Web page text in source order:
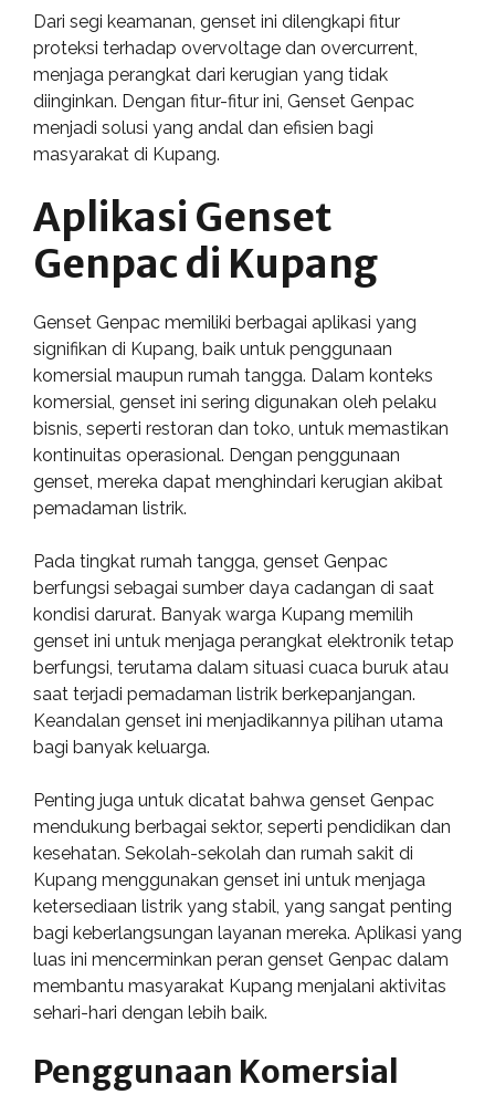
Dari segi keamanan, genset ini dilengkapi fitur
proteksi terhadap overvoltage dan overcurrent,
menjaga perangkat dari kerugian yang tidak
diinginkan. Dengan fitur-fitur ini, Genset Genpac
menjadi solusi yang andal dan efisien bagi
masyarakat di Kupang.
Aplikasi Genset
Genpac di Kupang
Genset Genpac memiliki berbagai aplikasi yang
signifikan di Kupang, baik untuk penggunaan
komersial maupun rumah tangga. Dalam konteks
komersial, genset ini sering digunakan oleh pelaku
bisnis, seperti restoran dan toko, untuk memastikan
kontinuitas operasional. Dengan penggunaan
genset, mereka dapat menghindari kerugian akibat
pemadaman listrik.
Pada tingkat rumah tangga, genset Genpac
berfungsi sebagai sumber daya cadangan di saat
kondisi darurat. Banyak warga Kupang memilih
genset ini untuk menjaga perangkat elektronik tetap
berfungsi, terutama dalam situasi cuaca buruk atau
saat terjadi pemadaman listrik berkepanjangan.
Keandalan genset ini menjadikannya pilihan utama
bagi banyak keluarga.
Penting juga untuk dicatat bahwa genset Genpac
mendukung berbagai sektor, seperti pendidikan dan
kesehatan. Sekolah-sekolah dan rumah sakit di
Kupang menggunakan genset ini untuk menjaga
ketersediaan listrik yang stabil, yang sangat penting
bagi keberlangsungan layanan mereka. Aplikasi yang
luas ini mencerminkan peran genset Genpac dalam
membantu masyarakat Kupang menjalani aktivitas
sehari-hari dengan lebih baik.
Penggunaan Komersial